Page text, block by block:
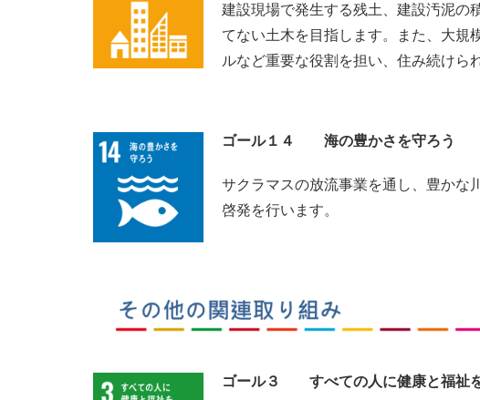
建設現場で発生する残土、建設汚泥の
てない土木を目指します。また、大規
ルなど重要な役割を担い、住み続けら
ゴール１４ 海の豊かさを守ろう
サクラマスの放流事業を通し、豊かな
啓発を行います。
ゴール３ すべての人に健康と福祉